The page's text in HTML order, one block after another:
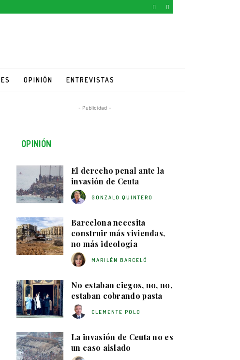
OPINIÓN ENTREVISTAS
- Publicidad -
OPINIÓN
El derecho penal ante la
invasión de Ceuta
GONZALO QUINTERO
Barcelona necesita
construir más viviendas,
no más ideología
MARILÉN BARCELÓ
No estaban ciegos, no, no,
estaban cobrando pasta
CLEMENTE POLO
La invasión de Ceuta no es
un caso aislado